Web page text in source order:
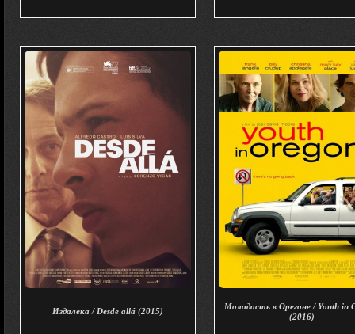
Издалека / Desde allá (2015)
Молодость в Орегоне / Youth in
(2016)